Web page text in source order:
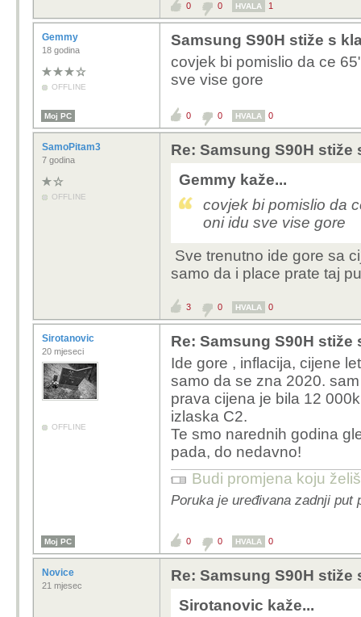
0 0 HVALA 1
Gemmy
18 godina
OFFLINE
Samsung S90H stiže s
covjek bi pomislio da ce
sve vise gore
Moj PC 0 0 HVALA 0
SamoPitam3
7 godina
OFFLINE
Re: Samsung S90H
Gemmy kaže...
covjek bi pomislio da
oni idu sve vise gore
Sve trenutno ide gore sa
samo da i place prate taj
3 0 HVALA 0
Sirotanovic
20 mjeseci
OFFLINE
Re: Samsung S90H
Ide gore , inflacija, cijene
samo da se zna 2020.
prava cijena je bila 12
izlaska C2.
Te smo narednih godina
pada, do nedavno!
Budi promjena koju
Poruka je uređivana zadnji put
Moj PC 0 0 HVALA 0
Novice
21 mjesec
Re: Samsung S90H
Sirotanovic kaže...